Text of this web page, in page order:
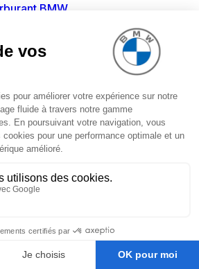
BMW
pour réservoir avec pompe
BMW
BMW
BMW
BMW
BMW
BMW
BMW